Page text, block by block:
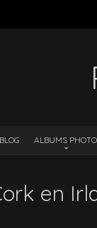
BLOG ALBUMS
en